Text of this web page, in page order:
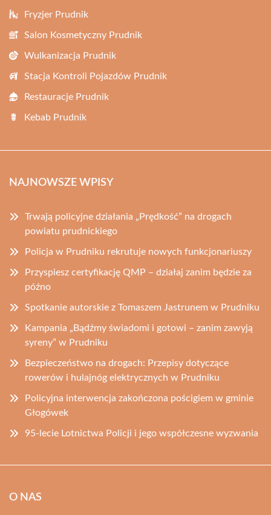
Fryzjer Prudnik
Salon Kosmetyczny Prudnik
Wulkanizacja Prudnik
Stacja Kontroli Pojazdów Prudnik
Restauracje Prudnik
Kebab Prudnik
NAJNOWSZE WPISY
Trwają policyjne działania „Prędkość” na drogach
powiatu prudnickiego
Policja w Prudniku rekrutuje nowych funkcjonariuszy
Przyspiesz certyfikację QMP – działaj zanim będzie za
późno
Spotkanie autorskie z Tomaszem Jastrunem w Prudniku
Kampania „Bądźmy świadomi i gotowi – zanim zawyją
syreny” w Prudniku
Bezpieczeństwo na drogach: Przepisy dotyczące
rowerów i hulajnóg elektrycznych w Prudniku
Policyjna interwencja zakończona pościgiem w gminie
Głogówek
95-lecie Lotnictwa Policji i jego współczesne wyzwania
O NAS